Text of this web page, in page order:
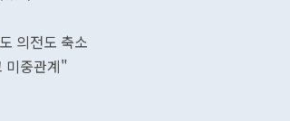
의전도 축소
미중관계"